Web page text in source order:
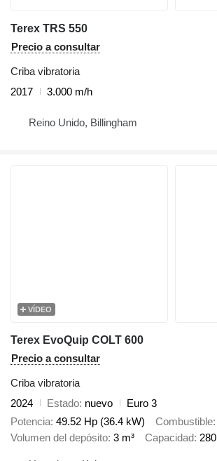
Terex TRS 550
Precio a consultar
Criba vibratoria
2017
3.000 m/h
Reino Unido, Billingham
VÍDEO
Terex EvoQuip COLT 600
Precio a consultar
Criba vibratoria
2024
Estado nuevo
Euro 3
Potencia 49.52 Hp (36.4 kW) Combustible
Volumen del depósito 3 m³ Capacidad